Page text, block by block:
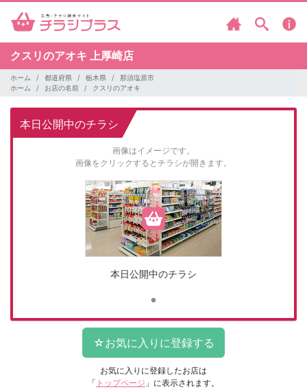
クスリのアオキ 上厚崎店
ホーム 都道府県 栃木県
那須塩原市
ホーム
お店の名前 クスリのアオキ
本日公開中のチラシ
画像はイメージです。
画像をクリックするとチラシが開きます。
本日公開中のチラシ
お気に入りに登録したお店は
「 トップページ 」に表示されます。